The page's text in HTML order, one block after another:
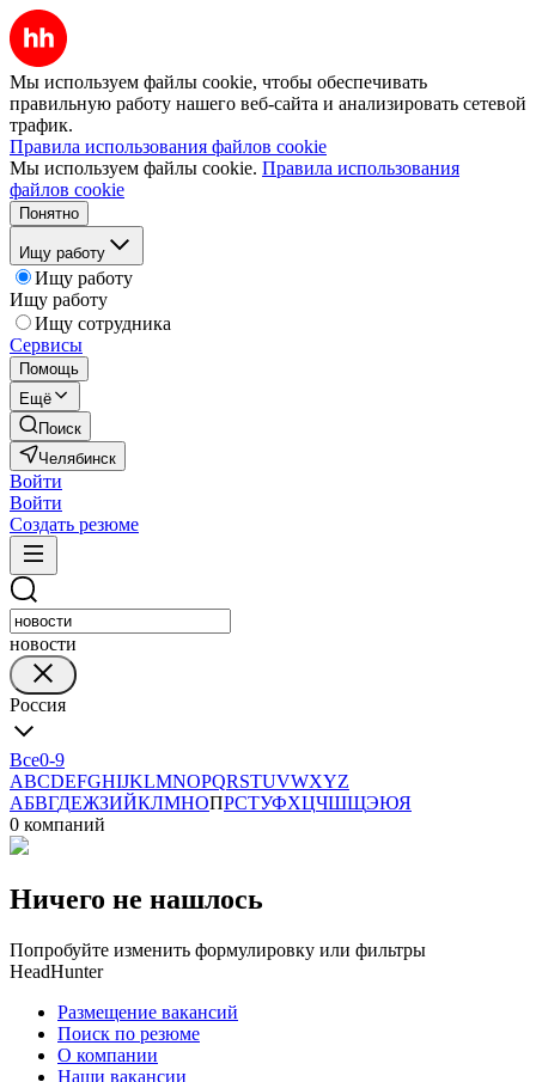
Мы используем файлы cookie, чтобы обеспечивать
правильную работу нашего веб-сайта и анализировать сетевой
трафик.
Правила использования файлов cookie
Мы используем файлы cookie. Правила использования
файлов cookie
Понятно
Ищу работу
Ищу работу
Ищу работу
Ищу сотрудника
Сервисы
Помощь
Ещё
Поиск
Челябинск
Войти
Войти
Создать резюме
новости
Россия
Все0-9
ABCDEFGHIJKLMNOPQRSTUVWXYZ
АБВГДЕЖЗИЙКЛМНОПРСТУФХЦЧШЩЭЮЯ
0 компаний
Ничего не нашлось
Попробуйте изменить формулировку или фильтры
HeadHunter
Размещение вакансий
Поиск по резюме
О компании
Наши вакансии